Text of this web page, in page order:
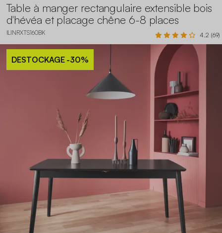
Table à manger rectangulaire extensible bois
d'hévéa et placage chêne 6-8 places
ILINRXTS160BK 4.2 (69)
DESTOCKAGE-30%